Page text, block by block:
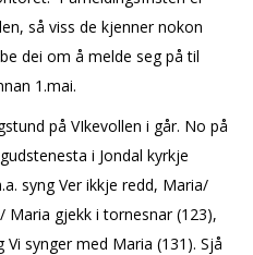
så viss de kjenner nokon
dei om å melde seg på til
1.mai.
på VIkevollen i går. No på
i Jondal kyrkje
syng Ver ikkje redd, Maria/
Maria gjekk i tornesnar (123),
synger med Maria (131). Sjå